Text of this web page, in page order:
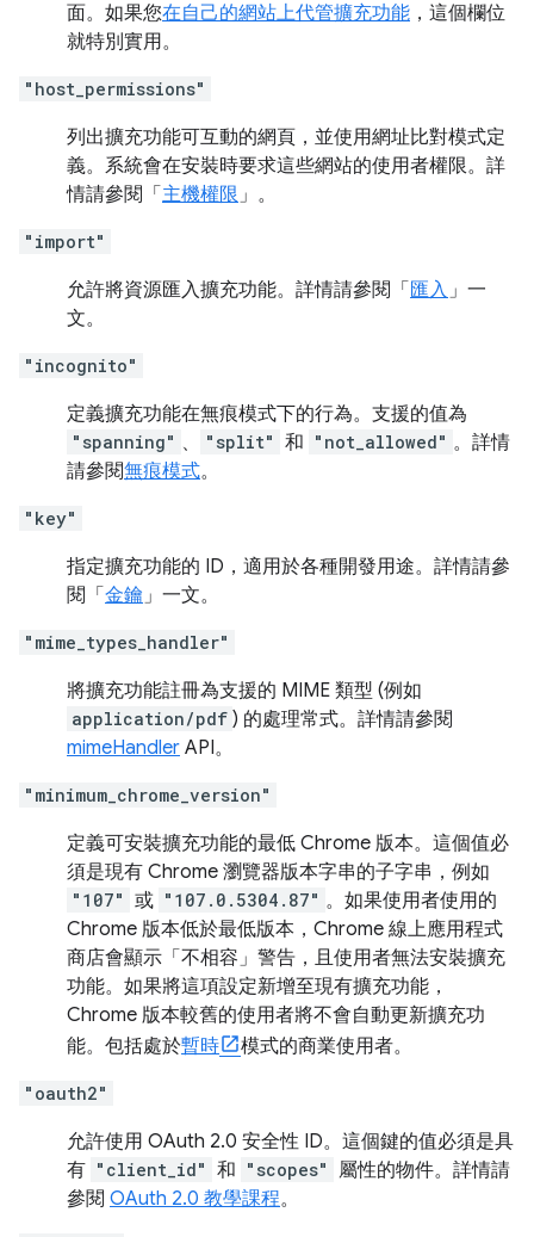
面。如果您在自己的網站上代管擴充功能 ，這個欄位
就特別實用。
"host_permissions"
列出擴充功能可互動的網頁，並使用網址比對模式定
義。系統會在安裝時要求這些網站的使用者權限。詳
情請參閱「 主機權限」。
"import"
允許將資源匯入擴充功能。詳情請參閱「 匯入」一
文。
"incognito"
定義擴充功能在無痕模式下的行為。支援的值為
"spanning" 、 "split" 和 "not_allowed" 。詳情
請參閱無痕模式。
"key"
指定擴充功能的 ID，適用於各種開發用途。詳情請參
閱「 金鑰」一文。
"mime_types_handler"
將擴充功能註冊為支援的 MIME 類型 (例如
application/pdf ) 的處理常式。詳情請參閱
mimeHandler API。
"minimum_chrome_version"
定義可安裝擴充功能的最低 Chrome 版本。這個值必
須是現有 Chrome 瀏覽器版本字串的子字串，例如
"107" 或 "107.0.5304.87" 。如果使用者使用的
Chrome 版本低於最低版本，Chrome 線上應用程式
商店會顯示「不相容」警告，且使用者無法安裝擴充
功能。如果將這項設定新增至現有擴充功能，
Chrome 版本較舊的使用者將不會自動更新擴充功
能。包括處於暫時 模式的商業使用者。
"oauth2"
允許使用 OAuth 2.0 安全性 ID。這個鍵的值必須是具
有 "client_id" 和 "scopes" 屬性的物件。詳情請
參閱 OAuth 2.0 教學課程。